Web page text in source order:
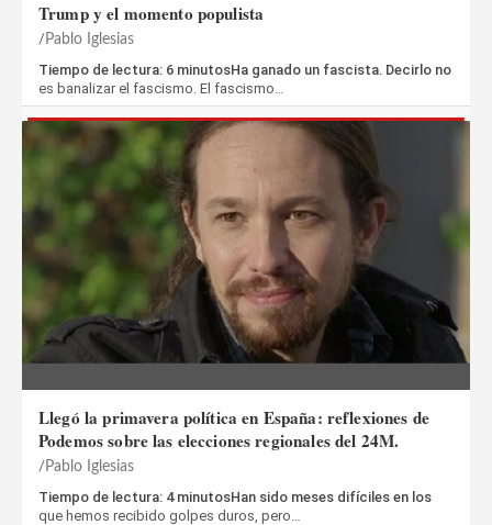
Trump y el momento populista
Pablo Iglesias
Tiempo de lectura: 6 minutosHa ganado un fascista. Decirlo no
es banalizar el fascismo. El fascismo…
Llegó la primavera política en España: reflexiones de
Podemos sobre las elecciones regionales del 24M.
Pablo Iglesias
Tiempo de lectura: 4 minutosHan sido meses difíciles en los
que hemos recibido golpes duros, pero…